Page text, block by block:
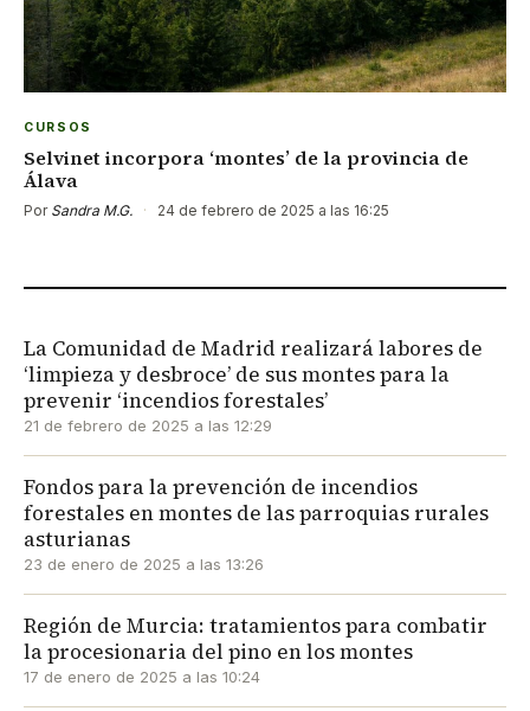
CURSOS
Selvinet incorpora ‘montes’ de la provincia de
Álava
Por Sandra M.G. · 24 de febrero de 2025 a las 16:25
La Comunidad de Madrid realizará labores de
‘limpieza y desbroce’ de sus montes para la
prevenir ‘incendios forestales’
21 de febrero de 2025 a las 12:29
Fondos para la prevención de incendios
forestales en montes de las parroquias rurales
asturianas
23 de enero de 2025 a las 13:26
Región de Murcia: tratamientos para combatir
la procesionaria del pino en los montes
17 de enero de 2025 a las 10:24